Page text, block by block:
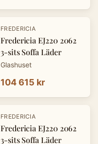
FREDERICIA
Fredericia EJ220 2062
3-sits Soffa Läder
Glashuset
104 615 kr
FREDERICIA
Fredericia EJ220 2062
3-sits Soffa Läder